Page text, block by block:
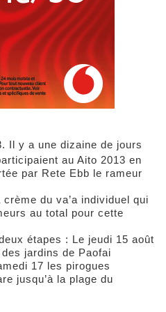
Il y a une dizaine de jours
au Aito 2013 en
par Rete Ebb le rameur
du va’a individuel qui
au total pour cette
étapes : Le jeudi 15 août
jardins de Paofai
17 les pirogues
jusqu’à la plage du